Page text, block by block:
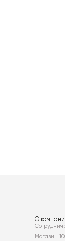
О
Магазин